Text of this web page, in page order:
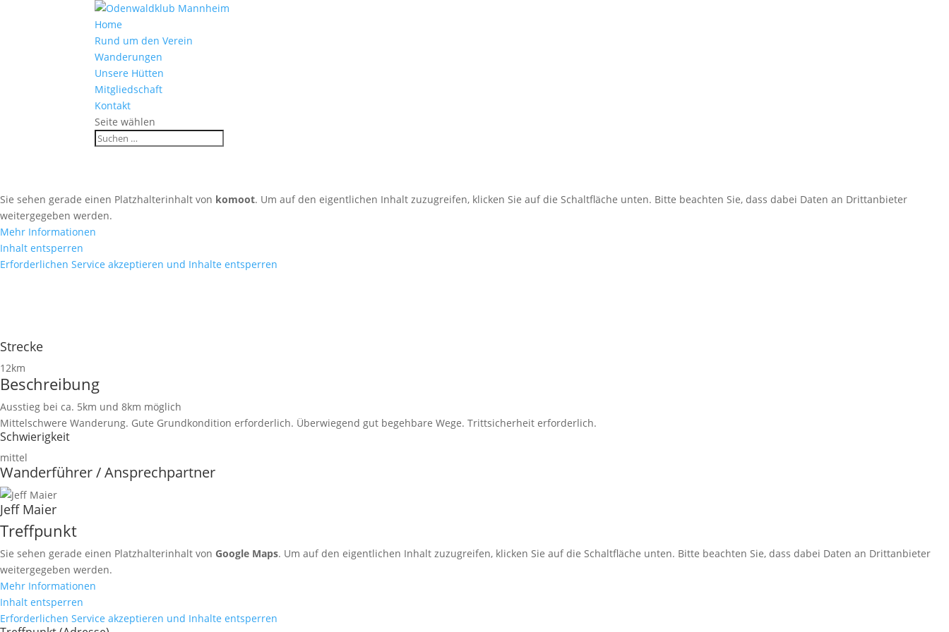
Home
Rund um den Verein
Wanderungen
Unsere Hütten
Mitgliedschaft
Kontakt
Seite wählen
Sie sehen gerade einen Platzhalterinhalt von komoot. Um auf den eigentlichen Inhalt zuzugreifen, klicken Sie auf die Schaltfläche unten. Bitte beachten Sie, dass dabei Daten an Drittanbieter
weitergegeben werden.
Mehr Informationen
Inhalt entsperren
Erforderlichen Service akzeptieren und Inhalte entsperren
Strecke
12km
Beschreibung
Ausstieg bei ca. 5km und 8km möglich
Mittelschwere Wanderung. Gute Grundkondition erforderlich. Überwiegend gut begehbare Wege. Trittsicherheit erforderlich.
Schwierigkeit
mittel
Wanderführer / Ansprechpartner
Jeff Maier
Treffpunkt
Sie sehen gerade einen Platzhalterinhalt von Google Maps. Um auf den eigentlichen Inhalt zuzugreifen, klicken Sie auf die Schaltfläche unten. Bitte beachten Sie, dass dabei Daten an Drittanbieter
weitergegeben werden.
Mehr Informationen
Inhalt entsperren
Erforderlichen Service akzeptieren und Inhalte entsperren